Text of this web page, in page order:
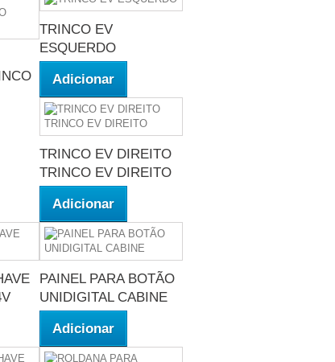
TRINCO EV
ESQUERDO
Adicionar
TRINCO EV DIREITO
TRINCO EV DIREITO
Adicionar
PAINEL PARA BOTÃO
UNIDIGITAL CABINE
Adicionar